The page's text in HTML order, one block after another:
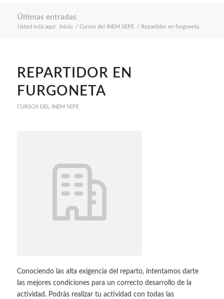
Últimas entradas
Usted está aquí: Inicio / Cursos del INEM SEPE / Repartidor en furgoneta
REPARTIDOR EN
FURGONETA
CURSOS DEL INEM SEPE
Conociendo las alta exigencia del reparto, intentamos darte
las mejores condiciones para un correcto desarrollo de la
actividad. Podrás realizar tu actividad con todas las